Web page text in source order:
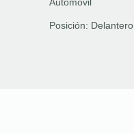
Posición: Delantero